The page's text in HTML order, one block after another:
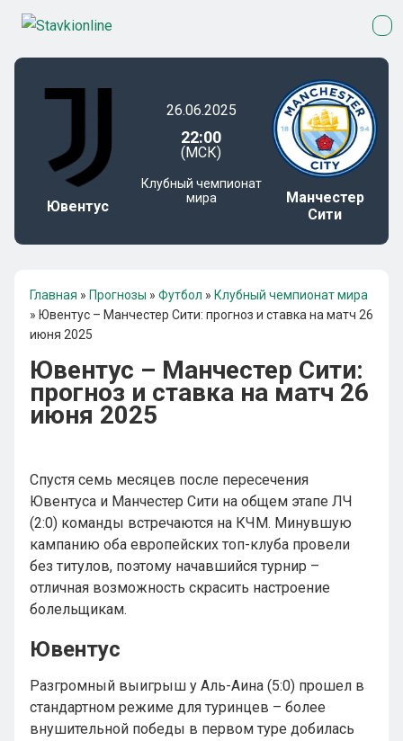
Ювентус
26.06.2025
22:00
(МСК)
Клубный чемпионат
мира
Манчестер
Сити
Главная » Прогнозы » Футбол » Клубный чемпионат мира
» Ювентус – Манчестер Сити: прогноз и ставка на матч 26
июня 2025
Ювентус – Манчестер Сити:
прогноз и ставка на матч 26
июня 2025
Спустя семь месяцев после пересечения
Ювентуса и Манчестер Сити на общем этапе ЛЧ
(2:0) команды встречаются на КЧМ. Минувшую
кампанию оба европейских топ-клуба провели
без титулов, поэтому начавшийся турнир –
отличная возможность скрасить настроение
болельщикам.
Ювентус
Разгромный выигрыш у Аль-Аина (5:0) прошел в
стандартном режиме для туринцев – более
внушительной победы в первом туре добилась